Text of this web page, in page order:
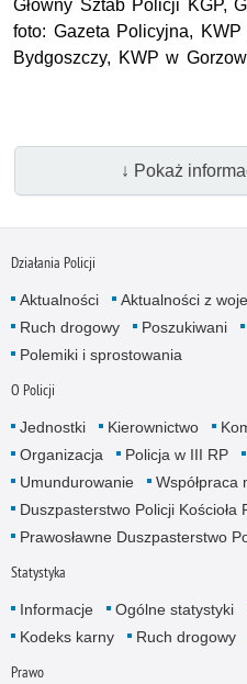
Główny Sztab Policji KGP,
foto: Gazeta Policyjna, KWP
Bydgoszczy, KWP w
↓ Pokaż
Działania Policji
Aktualności Aktualności z
Ruch drogowy
Poszukiwani
Polemiki i sprostowania
O Policji
Jednostki Kierownictwo
Organizacja
Policja w III RP
Umundurowanie
Współpraca
Duszpasterstwo Policji Kościoła
Prawosławne Duszpasterstwo
Statystyka
Informacje Ogólne statystyki
Kodeks karny
Ruch drogowy
Prawo